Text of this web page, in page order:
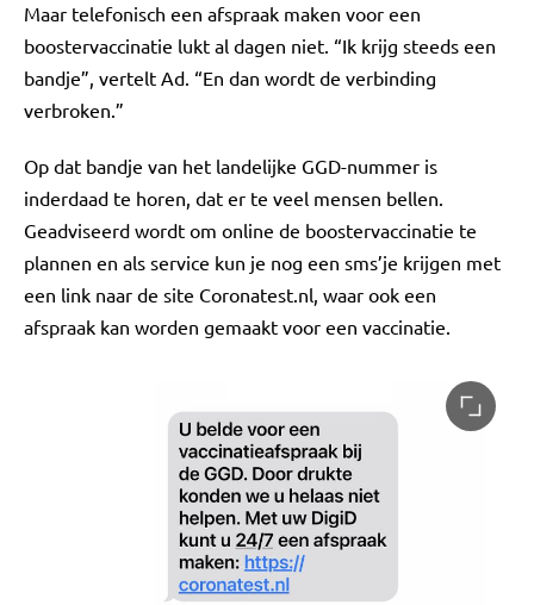
Maar telefonisch een afspraak maken voor een
boostervaccinatie lukt al dagen niet. “Ik krijg steeds een
bandje”, vertelt Ad. “En dan wordt de verbinding
verbroken.”
Op dat bandje van het landelijke GGD-nummer is
inderdaad te horen, dat er te veel mensen bellen.
Geadviseerd wordt om online de boostervaccinatie te
plannen en als service kun je nog een sms’je krijgen met
een link naar de site Coronatest.nl, waar ook een
afspraak kan worden gemaakt voor een vaccinatie.